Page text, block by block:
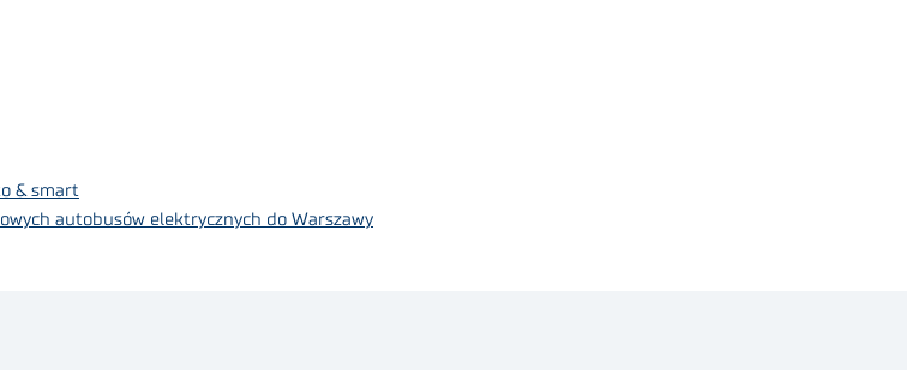
& smart
autobusów elektrycznych do Warszawy